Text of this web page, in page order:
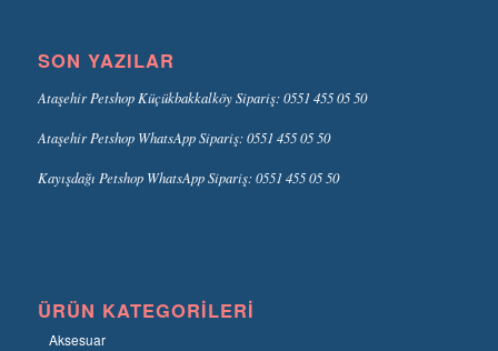
SON YAZILAR
Ataşehir Petshop Küçükbakkalköy Sipariş: 0551 455 05 50
Ataşehir Petshop WhatsApp Sipariş: 0551 455 05 50
Kayışdağı Petshop WhatsApp Sipariş: 0551 455 05 50
ÜRÜN KATEGORILERI
Aksesuar